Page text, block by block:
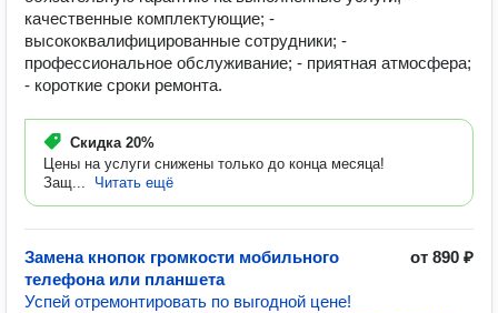
качественные комплектующие; -
высококвалифицированные сотрудники; -
профессиональное обслуживание; - приятная атмосфера;
- короткие сроки ремонта.
Скидка 20%
Цены на услуги снижены только до конца месяца!
Защ...
Читать ещё
Замена кнопок громкости мобильного
телефона или планшета
от 890 ₽
Успей отремонтировать по выгодной цене!